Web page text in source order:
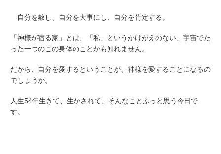
自分を赦し、自分を大事にし、自分を肯定する。
「神様が宿る家」とは、「私」というかけがえのない、宇宙でた
った一つのこの身体のことかも知れません。
だから、自分を愛するということが、神様を愛することになるの
でしょうか。
人生54年生きて、生かされて、そんなことふっと思う今日で
す。